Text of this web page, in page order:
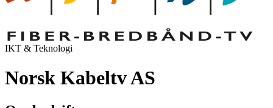
IKT & Teknologi
Norsk Kabeltv AS